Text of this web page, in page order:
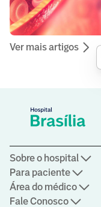
Ver mais artigos
Sobre o hospital
Para paciente
Área do médico
Fale Conosco